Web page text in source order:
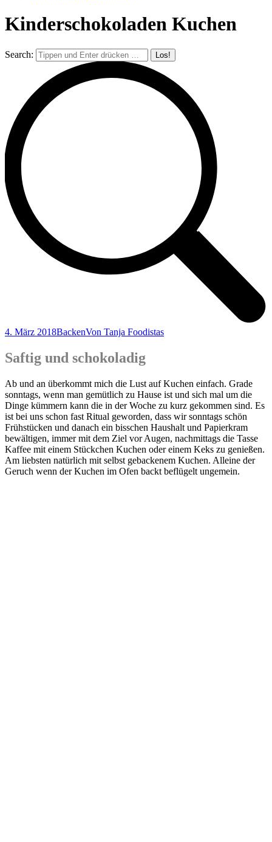
Kinderschokoladen Kuchen
Search:
4. März 2018BackenVon Tanja Foodistas
Saftig und schokoladig
Ab und an über­kommt mich die Lust auf Kuchen ein­fach. Gra­de
sonn­tags, wenn man gemüt­lich zu Hau­se ist und sich mal um die
Din­ge küm­mern kann die in der Woche zu kurz gekom­men sind. Es
ist bei uns schon fast Ritu­al gewor­den, dass wir sonn­tags schön
Früh­stü­cken und danach ein biss­chen Haus­halt und Papier­kram
bewäl­ti­gen, immer mit dem Ziel vor Augen, nach­mit­tags die Tas­se
Kaf­fee mit einem Stück­chen Kuchen oder einem Keks zu genie­ßen.
Am liebs­ten natür­lich mit selbst geba­cke­nem Kuchen. Allei­ne der
Geruch wenn der Kuchen im Ofen backt beflü­gelt ungemein.